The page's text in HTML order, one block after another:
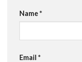
Name*
Email *